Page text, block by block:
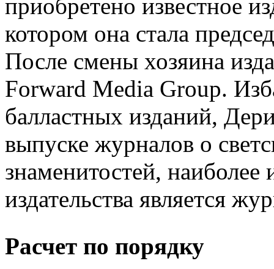
приобретено известное
котором она стала
После смены хозяина
Forward Media Group.
балластных изданий,
выпуске журналов о
знаменитостей,
издательства является
Расчет по порядку